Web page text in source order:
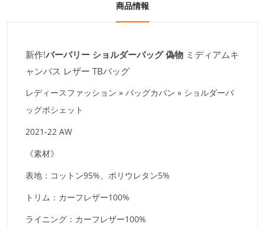
商品情報
新作!バーバリー ショルダーバッグ 偽物 ミディアムキ
ャンバス レザー TBバッグ
レディースファッション » バッグカバン » ショルダーバ
ッグポシェット
2021-22 AW
《素材》
表地：コットン95%、ポリウレタン5%
トリム：カーフレザー100%
ライニング：カーフレザー100%